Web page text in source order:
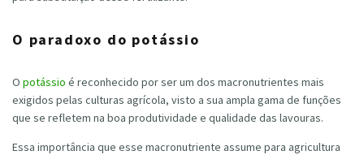
O paradoxo do potássio
O potássio é reconhecido por ser um dos macronutrientes mais
exigidos pelas culturas agrícola, visto a sua ampla gama de funções
que se refletem na boa produtividade e qualidade das lavouras.
Essa importância que esse macronutriente assume para agricultura